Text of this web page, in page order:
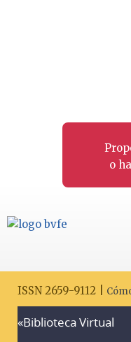
o
ISSN 2659-9112 |
«Biblioteca Virtual